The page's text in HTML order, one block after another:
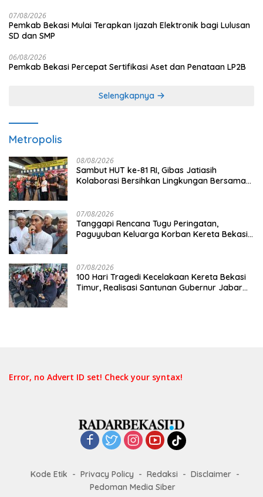
07/08/2026
Pemkab Bekasi Mulai Terapkan Ijazah Elektronik bagi Lulusan
SD dan SMP
06/08/2026
Pemkab Bekasi Percepat Sertifikasi Aset dan Penataan LP2B
Selengkapnya
Metropolis
08/08/2026
Sambut HUT ke-81 RI, Gibas Jatiasih
Kolaborasi Bersihkan Lingkungan Bersama
07/08/2026
Tanggapi Rencana Tugu Peringatan,
Paguyuban Keluarga Korban Kereta Bekasi
07/08/2026
100 Hari Tragedi Kecelakaan Kereta Bekasi
Timur, Realisasi Santunan Gubernur Jabar
Error, no Advert ID set! Check your syntax!
Kode Etik Privacy Policy Redaksi
Disclaimer
Pedoman Media Siber